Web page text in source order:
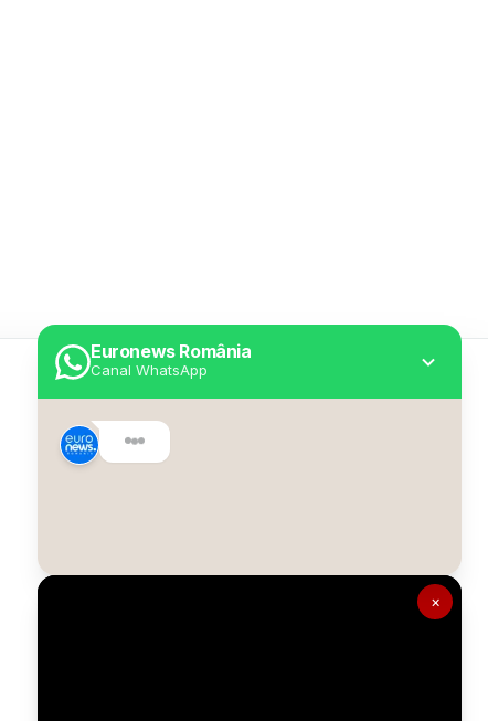
×
Euronews România
Canal WhatsApp
Despre Euronews